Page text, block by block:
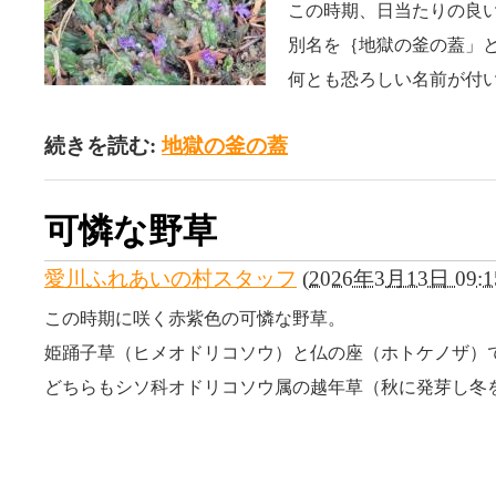
この時期、日当たりの良
別名を｛地獄の釜の蓋」
何とも恐ろしい名前が付
続きを読む:地獄の釜の蓋
可憐な野草
愛川ふれあいの村スタッフ (2026年3月13日
この時期に咲く赤紫色の可憐な野草。
姫踊子草（ヒメオドリコソウ）と仏の座（ホトケノザ）
どちらもシソ科オドリコソウ属の越年草（秋に発芽し冬